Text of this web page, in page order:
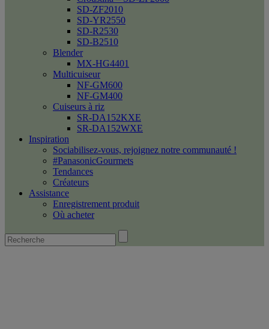
SD-ZF2010
SD-YR2550
SD-R2530
SD-B2510
Blender
MX-HG4401
Multicuiseur
NF-GM600
NF-GM400
Cuiseurs à riz
SR-DA152KXE
SR-DA152WXE
Inspiration
Sociabilisez-vous, rejoignez notre communauté !
#PanasonicGourmets
Tendances
Créateurs
Assistance
Enregistrement produit
Où acheter